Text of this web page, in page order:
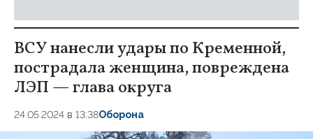
ВСУ нанесли удары по Кременной,
пострадала женщина, повреждена
ЛЭП — глава округа
24.05.2024 в 13:38Оборона